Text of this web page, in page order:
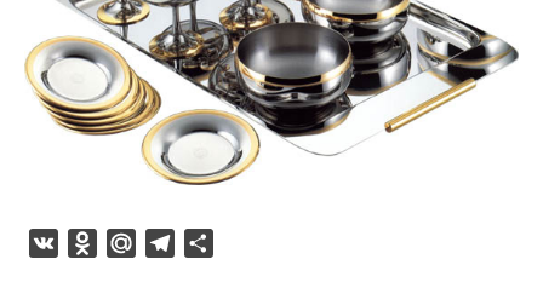
VK Odnoklassniki
Mail.RuTelegram